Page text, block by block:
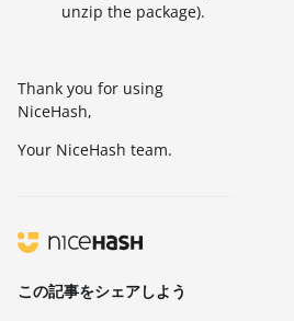
unzip the package).
Thank you for using
NiceHash,
Your NiceHash team.
この記事をシェアしよう